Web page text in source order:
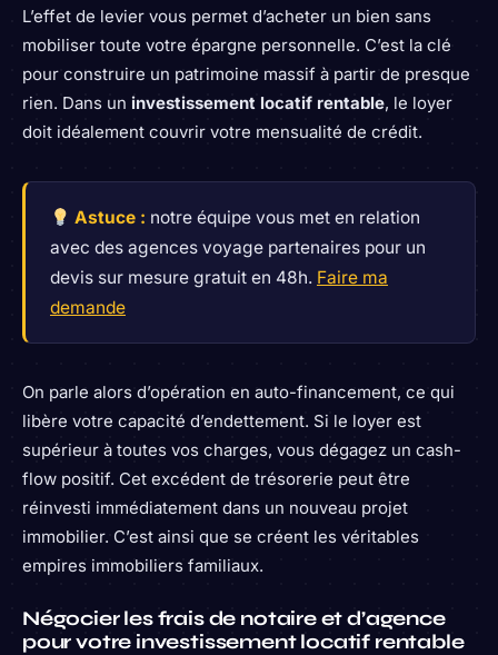
L’effet de levier vous permet d’acheter un bien sans
mobiliser toute votre épargne personnelle. C’est la clé
pour construire un patrimoine massif à partir de presque
rien. Dans un investissement locatif rentable, le loyer
doit idéalement couvrir votre mensualité de crédit.
Astuce : notre équipe vous met en relation
avec des agences voyage partenaires pour un
devis sur mesure gratuit en 48h. Faire ma
demande
On parle alors d’opération en auto-financement, ce qui
libère votre capacité d’endettement. Si le loyer est
supérieur à toutes vos charges, vous dégagez un cash-
flow positif. Cet excédent de trésorerie peut être
réinvesti immédiatement dans un nouveau projet
immobilier. C’est ainsi que se créent les véritables
empires immobiliers familiaux.
Négocier les frais de notaire et d’agence
pour votre investissement locatif rentable